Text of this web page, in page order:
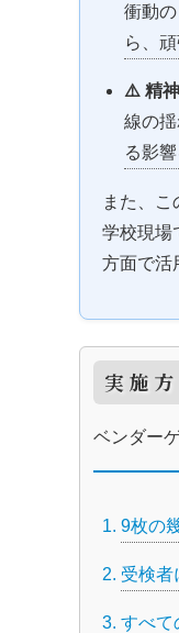
衝動
ら、
⚠️ 精
線の
る影
また、
学校現場
方面で活
実施
ベンダー
9枚の
受検者
すべて